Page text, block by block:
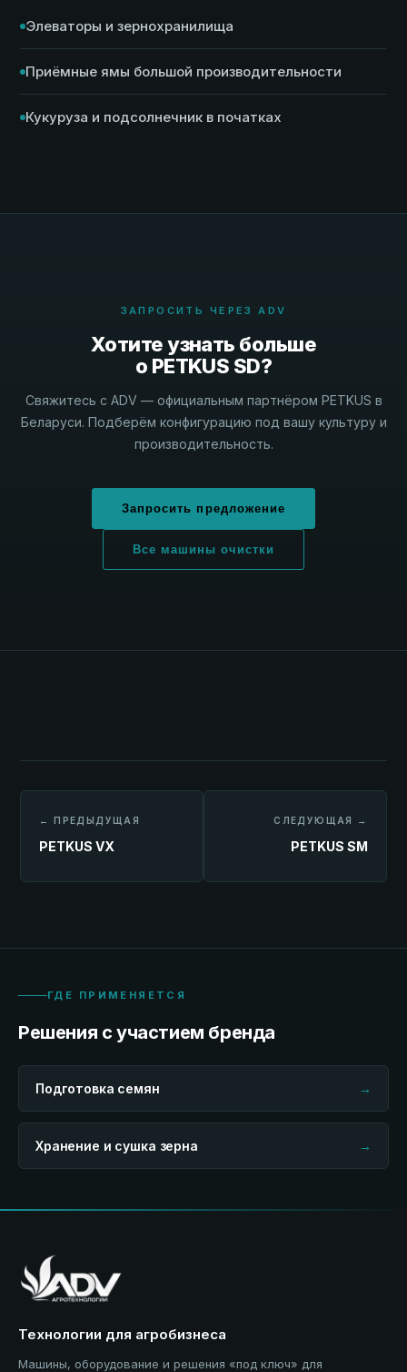
Элеваторы и зернохранилища
Приёмные ямы большой производительности
Кукуруза и подсолнечник в початках
ЗАПРОСИТЬ ЧЕРЕЗ ADV
Хотите узнать больше
о PETKUS SD?
Свяжитесь с ADV — официальным партнёром PETKUS в
Беларуси. Подберём конфигурацию под вашу культуру и
производительность.
Запросить предложение
Все машины очистки
← ПРЕДЫДУЩАЯ
PETKUS VX
СЛЕДУЮЩАЯ →
PETKUS SM
ГДЕ ПРИМЕНЯЕТСЯ
Решения с участием бренда
Подготовка семян →
Хранение и сушка зерна →
Технологии для агробизнеса
Машины, оборудование и решения «под ключ» для